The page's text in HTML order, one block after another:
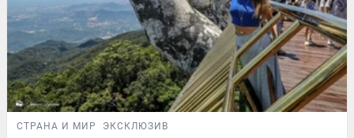
СТРАНА И МИР ЭКСКЛЮЗИВ